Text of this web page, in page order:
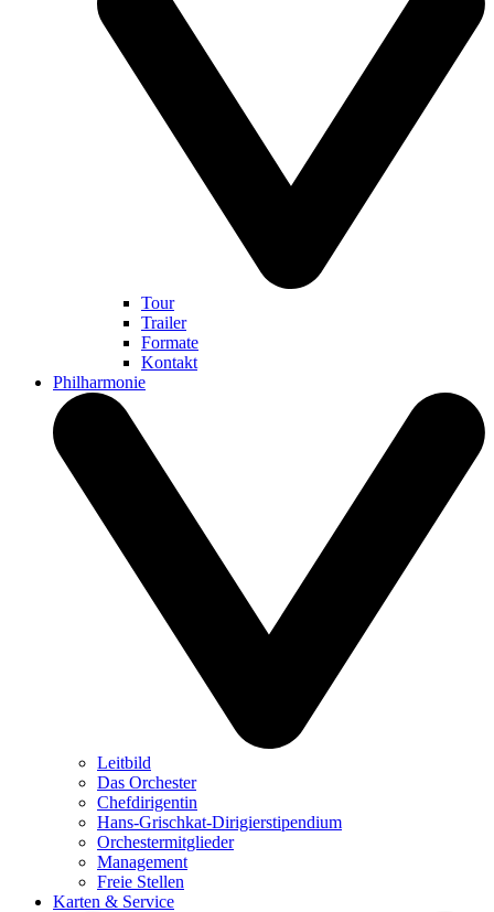
Tour
Trailer
Formate
Kontakt
Philharmonie
Leitbild
Das Orchester
Chefdirigentin
Hans-Grischkat-Dirigierstipendium
Orchestermitglieder
Management
Freie Stellen
Karten & Service